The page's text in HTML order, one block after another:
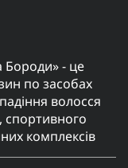
Бороди» - це
по засобах
волосся
спортивного
комплексів